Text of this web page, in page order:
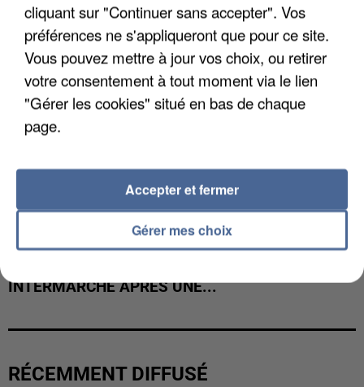
INTERMARCHÉ APRÈS UNE...
RÉCEMMENT DIFFUSÉ
cliquant sur "Continuer sans accepter". Vos
préférences ne s'appliqueront que pour ce site.
Vous pouvez mettre à jour vos choix, ou retirer
votre consentement à tout moment via le lien
"Gérer les cookies" situé en bas de chaque
page.
Gérer mes choix
Accepter et fermer